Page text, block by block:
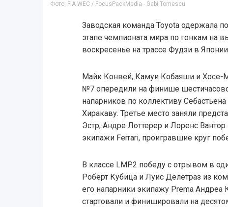
Фото: FIA WEC / FocusPackMedia - Gabi Tomescu
Заводская команда Toyota одержала
этапе чемпионата мира по гонкам на
воскресенье на трассе Фудзи в
Майк Конвей, Камуи Кобаяши и Хосе-
№7 опередили на финише
напарников по коллективу
Хиракаву. Третье место заняли
Эстр, Андре Лоттерер и Лоренс
экипажи Ferrari, проигравшие круг
В классе LMP2 победу с отрывом в
Роберт Кубица и Луис Делетраз из
его напарники экипажу Prema
стартовали и финишировали на